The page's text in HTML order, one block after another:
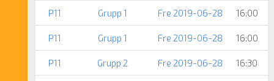
P11 Grupp 1 Fre 2019-06-28 16:00
P11 Grupp 1 Fre 2019-06-28 16:00
P11 Grupp 2 Fre 2019-06-28 16:30